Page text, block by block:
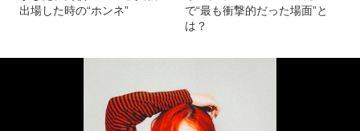
出場した時の“ホンネ”
で“最も衝撃的だった場面”と
は？